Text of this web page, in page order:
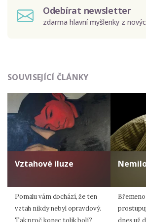
Odebírat newsletter
zdarma hlavní myšlenky z
údajů.
SOUVISEJÍCÍ ČLÁNKY
Vztahové iluze
Pomalu vám dochází, že ten
vztah nikdy nebyl opravdový.
Tak proč konec tolik bolí?
dnes už